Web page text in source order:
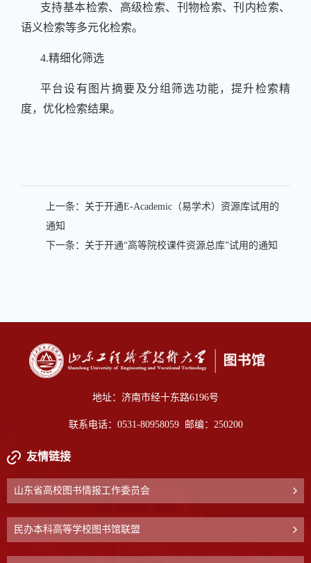
支持基本检索、高级检索、刊物检索、刊内检索、
语义检索等多元化检索。
4.精细化筛选
平台设有图片摘要及分组筛选功能，提升检索精
度，优化检索结果。
上一条： 关于开通E-Academic（易学术）资源库试用的
通知
下一条： 关于开通“高等院校课件资源总库”试用的通知
地址：济南市经十东路6196号
联系电话：0531-80958059 邮编：250200
友情链接
山东省高校图书情报工作委员会
民办本科高等学校图书馆联盟